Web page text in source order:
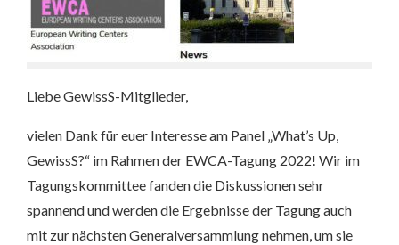
Liebe GewissS-Mitglieder,
vielen Dank für euer Interesse am Panel „What’s Up,
GewissS?“ im Rahmen der EWCA-Tagung 2022! Wir im
Tagungskommittee fanden die Diskussionen sehr
spannend und werden die Ergebnisse der Tagung auch
mit zur nächsten Generalversammlung nehmen, um sie